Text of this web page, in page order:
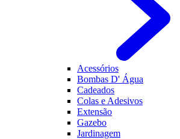
Acessórios
Bombas D' Água
Cadeados
Colas e Adesivos
Extensão
Gazebo
Jardinagem